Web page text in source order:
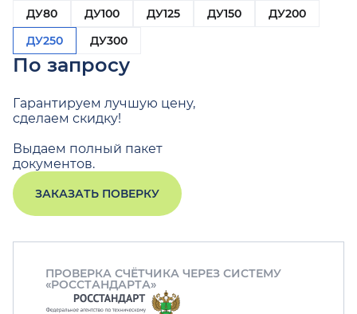
ДУ80
ДУ100 ДУ125 ДУ150
ДУ200
ДУ250
ДУ300
По запросу
Гарантируем лучшую цену,
сделаем скидку!
Выдаем полный пакет
документов.
ЗАКАЗАТЬ ПОВЕРКУ
ПРОВЕРКА СЧЁТЧИКА ЧЕРЕЗ СИСТЕМУ
«РОССТАНДАРТА»